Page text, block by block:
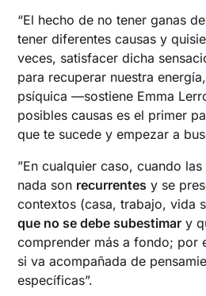
“El hecho de no tener ganas
tener diferentes causas y
veces, satisfacer dicha
para recuperar nuestra
psíquica —sostiene Emma
posibles causas es el primer
que te sucede y empezar a
”En cualquier caso, cuando
nada son recurrentes y se
contextos (casa, trabajo, vida
que no se debe subestimar y
comprender más a fondo; por
si va acompañada de
específicas”.